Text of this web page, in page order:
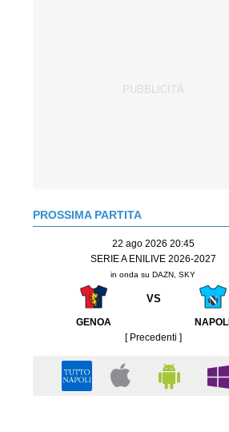
PROSSIMA PARTITA
22 ago 2026 20:45
SERIE A ENILIVE 2026-2027
in onda su DAZN, SKY
VS
GENOA
NAPOLI
[ Precedenti ]